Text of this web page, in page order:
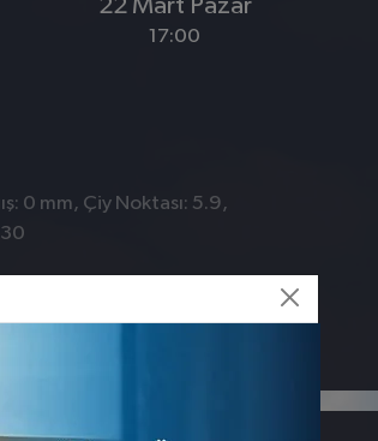
22 Mart Pazar
17:00
0 mm, Çiy Noktası: 5.9,